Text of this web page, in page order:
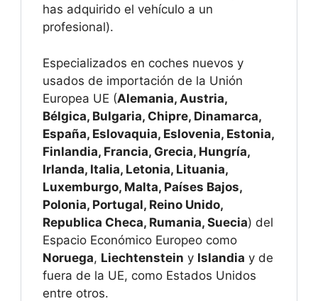
has adquirido el vehículo a un
profesional).
Especializados en coches nuevos y
usados de importación de la Unión
Europea UE (Alemania, Austria,
Bélgica, Bulgaria, Chipre, Dinamarca,
España, Eslovaquia, Eslovenia, Estonia,
Finlandia, Francia, Grecia, Hungría,
Irlanda, Italia, Letonia, Lituania,
Luxemburgo, Malta, Países Bajos,
Polonia, Portugal, Reino Unido,
Republica Checa, Rumania, Suecia) del
Espacio Económico Europeo como
Noruega, Liechtenstein y Islandia y de
fuera de la UE, como Estados Unidos
entre otros.